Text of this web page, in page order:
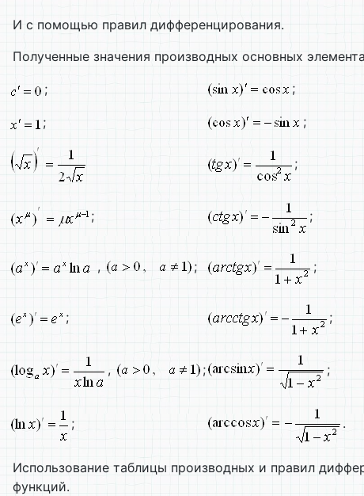
И с помощью правил дифференцирования.
Полученные значения производных основных
; ;
; ;
;
; ;
, ; ;
; ;
, ; ;
; .
Использование таблицы производных и правил
функций.